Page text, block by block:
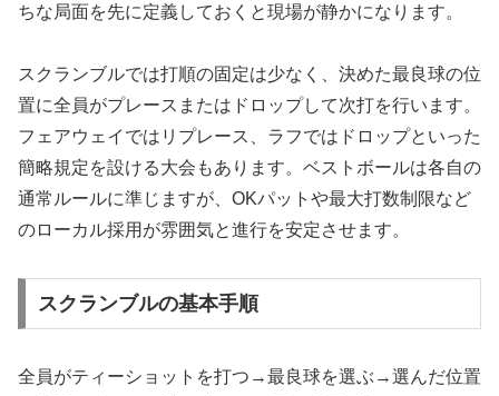
ちな局面を先に定義しておくと現場が静かになります。
スクランブルでは打順の固定は少なく、決めた最良球の位
置に全員がプレースまたはドロップして次打を行います。
フェアウェイではリプレース、ラフではドロップといった
簡略規定を設ける大会もあります。ベストボールは各自の
通常ルールに準じますが、OKパットや最大打数制限など
のローカル採用が雰囲気と進行を安定させます。
スクランブルの基本手順
全員がティーショットを打つ→最良球を選ぶ→選んだ位置